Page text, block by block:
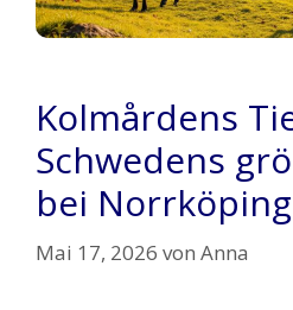
Kolmårdens
Schwedens
bei Norrköping
Mai 17, 2026 von Anna